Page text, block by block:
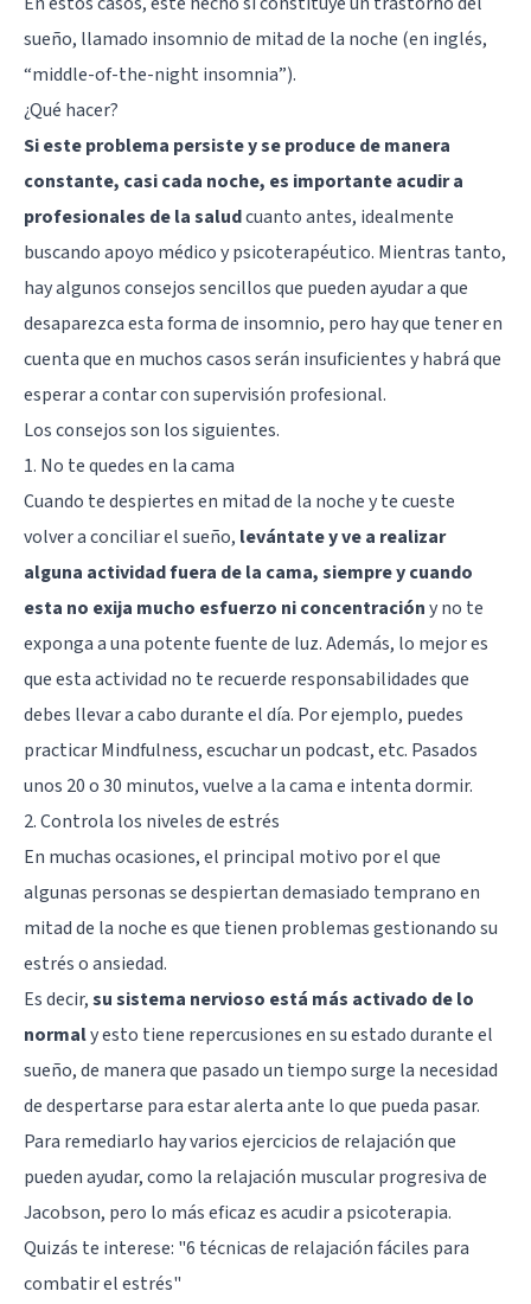
sueño, llamado insomnio de mitad de la noche (en inglés,
“middle-of-the-night insomnia”).
¿Qué hacer?
Si este problema persiste y se produce de manera
constante, casi cada noche, es importante acudir a
profesionales de la saludcuanto antes, idealmente
buscando apoyo médico y psicoterapéutico. Mientras tanto,
hay algunos consejos sencillos que pueden ayudar a que
desaparezca esta forma de insomnio, pero hay que tener en
cuenta que en muchos casos serán insuficientes y habrá que
esperar a contar con supervisión profesional.
Los consejos son los siguientes.
1. No te quedes en la cama
Cuando te despiertes en mitad de la noche y te cueste
volver a conciliar el sueño, levántate y ve a realizar
alguna actividad fuera de la cama, siempre y cuando
esta no exija mucho esfuerzo ni concentracióny no te
exponga a una potente fuente de luz. Además, lo mejor es
que esta actividad no te recuerde responsabilidades que
debes llevar a cabo durante el día. Por ejemplo, puedes
practicar Mindfulness, escuchar un podcast, etc. Pasados
unos 20 o 30 minutos, vuelve a la cama e intenta dormir.
2. Controla los niveles de estrés
En muchas ocasiones, el principal motivo por el que
algunas personas se despiertan demasiado temprano en
mitad de la noche es que tienen problemas gestionando su
estrés o ansiedad.
Es decir,su sistema nervioso está más activado de lo
normaly esto tiene repercusiones en su estado durante el
sueño, de manera que pasado un tiempo surge la necesidad
de despertarse para estar alerta ante lo que pueda pasar.
Para remediarlo hay varios ejercicios de relajación que
pueden ayudar, como la relajación muscular progresiva de
Jacobson, pero lo más eficaz es acudir a psicoterapia.
Quizás te interese: "6 técnicas de relajación fáciles para
combatir el estrés"